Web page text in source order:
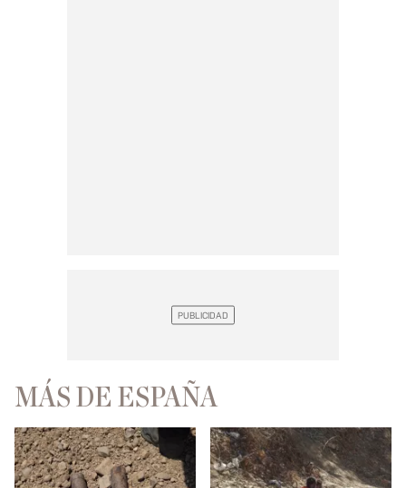
MÁS DE ESPAÑA